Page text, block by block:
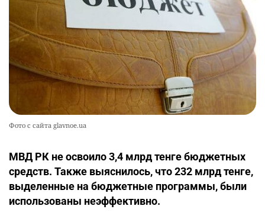
Фото с сайта glavnoe.ua
МВД РК не освоило 3,4 млрд тенге бюджетных
средств. Также выяснилось, что 232 млрд тенге,
выделенные на бюджетные программы, были
использованы неэффективно.